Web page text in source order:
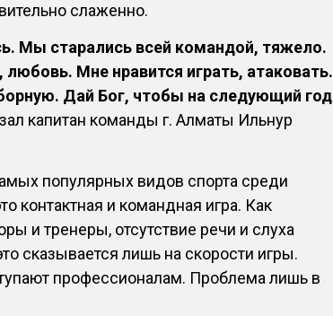
слаженно.
Мы старались всей командой, тяжело.
любовь. Мне нравится играть, атаковать.
Дай Бог, чтобы на следующий год
капитан команды г. Алматы Ильнур
популярных видов спорта среди
контактная и командная игра. Как
и тренеры, отсутствие речи и слуха
сказывается лишь на скорости игры.
профессионалам. Проблема лишь в